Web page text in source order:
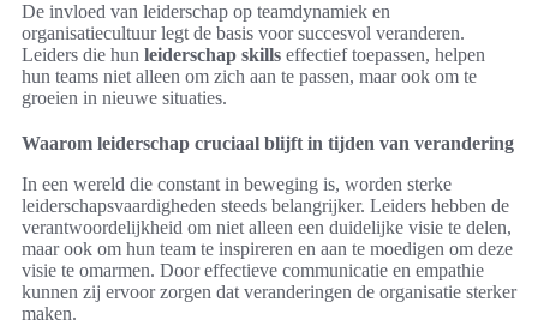
De invloed van leiderschap op teamdynamiek en
organisatiecultuur legt de basis voor succesvol veranderen.
Leiders die hun leiderschap skills effectief toepassen, helpen
hun teams niet alleen om zich aan te passen, maar ook om te
groeien in nieuwe situaties.
Waarom leiderschap cruciaal blijft in tijden van verandering
In een wereld die constant in beweging is, worden sterke
leiderschapsvaardigheden steeds belangrijker. Leiders hebben de
verantwoordelijkheid om niet alleen een duidelijke visie te delen,
maar ook om hun team te inspireren en aan te moedigen om deze
visie te omarmen. Door effectieve communicatie en empathie
kunnen zij ervoor zorgen dat veranderingen de organisatie sterker
maken.